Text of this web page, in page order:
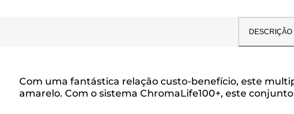
Com uma fantástica relação custo-benefício, este
amarelo. Com o sistema ChromaLife100+, este